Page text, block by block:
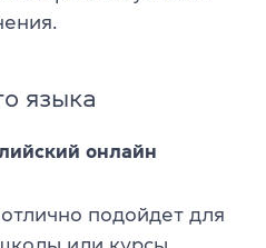
языка
онлайн
подойдет для